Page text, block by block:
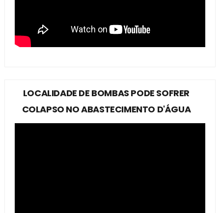
LOCALIDADE DE BOMBAS PODE SOFRER
COLAPSO NO ABASTECIMENTO D'ÁGUA